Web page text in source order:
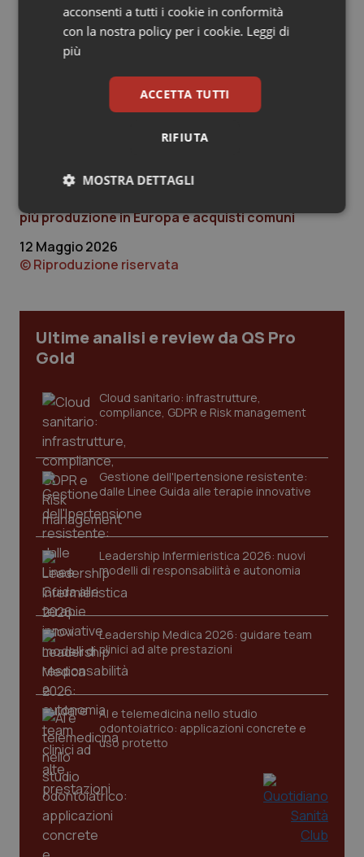
Salute orale & impianti
Sangue & coagulazione
Tumore ovarico
Tumori del Polmone & Testa Collo
Tumori gastrointestinali
Ulcera & Reflusso
Vaccini
migliorare accesso e disponibilità dei medicinali critici in
tutta l’Unione.
più produzione in Europa e acquisti comuni
12 Maggio 2026
© Riproduzione riservata
Ultime analisi e review da QS Pro
Gold
Cloud sanitario: infrastrutture,
compliance, GDPR e Risk management
Gestione dell'Ipertensione resistente:
dalle Linee Guida alle terapie innovative
Leadership Infermieristica 2026: nuovi
modelli di responsabilità e autonomia
Leadership Medica 2026: guidare team
clinici ad alte prestazioni
AI e telemedicina nello studio
odontoiatrico: applicazioni concrete e
uso protetto
acconsenti a tutti i cookie in conformità
con la nostra policy per i cookie. Leggi di
più
ACCETTA TUTTI
RIFIUTA
MOSTRA DETTAGLI
Necessari Statistici Marketing
I cookie necessari contribuiscono a rendere fruibile il
protette del sito. Il sito web non è in grado di
funzionare correttamente senza questi cookie.
Nome
VISITOR_PRIVACY_METADATA
YouTube
.youtube.com
CookieScriptConsent
CookieScript
www.quotidianosanita.it